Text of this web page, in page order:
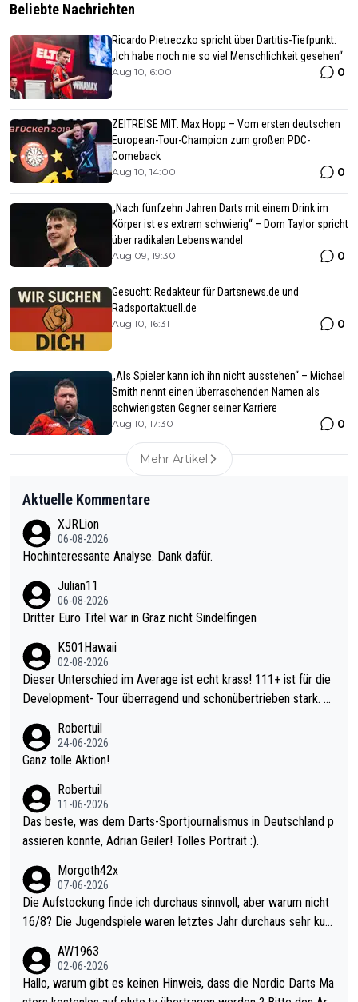
Beliebte Nachrichten
Ricardo Pietreczko spricht über Dartitis-Tiefpunkt:
„Ich habe noch nie so viel Menschlichkeit gesehen“
Aug 10, 6:00 0
ZEITREISE MIT: Max Hopp – Vom ersten deutschen
European-Tour-Champion zum großen PDC-
Comeback
Aug 10, 14:00 0
„Nach fünfzehn Jahren Darts mit einem Drink im
Körper ist es extrem schwierig“ – Dom Taylor spricht
über radikalen Lebenswandel
Aug 09, 19:30 0
Gesucht: Redakteur für Dartsnews.de und
Radsportaktuell.de
Aug 10, 16:31 0
„Als Spieler kann ich ihn nicht ausstehen“ – Michael
Smith nennt einen überraschenden Namen als
schwierigsten Gegner seiner Karriere
Aug 10, 17:30 0
Mehr Artikel
Aktuelle Kommentare
XJRLion
06-08-2026
Hochinteressante Analyse. Dank dafür.
Julian11
06-08-2026
Dritter Euro Titel war in Graz nicht Sindelfingen
K501Hawaii
02-08-2026
Dieser Unterschied im Average ist echt krass! 111+ ist für die
Development- Tour überragend und schonübertrieben stark. U
mal 40+ erst recht. Da gewinnst keinen Blumentopf - ist ja noc
h krasser wie ein Pokalspiel eines Kreisligisten vs einem Bund
Robertuil
24-06-2026
Ganz tolle Aktion!
Robertuil
11-06-2026
Das beste, was dem Darts-Sportjournalismus in Deutschland p
assieren konnte, Adrian Geiler! Tolles Portrait :).
Morgoth42x
07-06-2026
Die Aufstockung finde ich durchaus sinnvoll, aber warum nicht
16/8? Die Jugendspiele waren letztes Jahr durchaus sehr kurz
Allerdings ist Mitchell Lawrie als Nummer 1 der Welt eh qualifi
ziert. Somit ändert die automatische Qualifikation des Weltmei
sters erstmal nichts. Ich denke sie wollen damit für nächstes J
AW1963
02-06-2026
Hallo, warum gibt es keinen Hinweis, dass die Nordic Darts Ma